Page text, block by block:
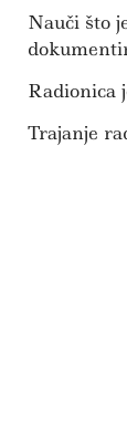
Nauči što
Radionica
Trajanje